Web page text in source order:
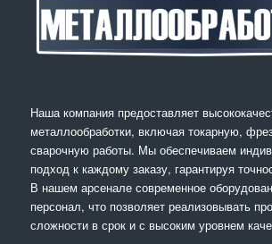
Наша компания предоставляет
металлообработки, включая токарную,
сварочную работы. Мы обеспечиваем
подход к каждому заказу, гарантируя
В нашем арсенале современное
персонал, что позволяет реализовывать
сложности в срок и с высоким уровнем